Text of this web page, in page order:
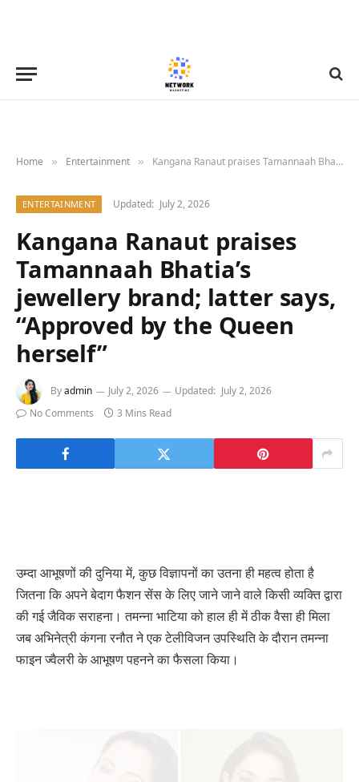
Home » Entertainment » Kangana Ranaut praises Tamannaah Bhatia’s jewellery brand; latter says, “Approved by the Queen herself”
ENTERTAINMENT Updated: July 2, 2026
Kangana Ranaut praises
Tamannaah Bhatia’s
jewellery brand; latter says,
“Approved by the Queen
herself”
Byadmin July 2, 2026 Updated: July 2, 2026
No Comments
3 Mins Read
उम्दा आभूषणों की दुनिया में, कुछ विज्ञापनों का उतना ही महत्व होता है
जितना कि अपने बेदाग फैशन सेंस के लिए जाने जाने वाले किसी व्यक्ति द्वारा
की गई जैविक सराहना। तमन्ना भाटिया को हाल ही में ठीक वैसा ही मिला
जब अभिनेत्री कंगना रनौत ने एक टेलीविजन उपस्थिति के दौरान तमन्ना
फाइन ज्वैलरी के आभूषण पहनने का फैसला किया।